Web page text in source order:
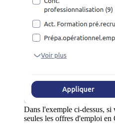
Dans l'exemple ci-dessus,
seules les offres d'emploi en